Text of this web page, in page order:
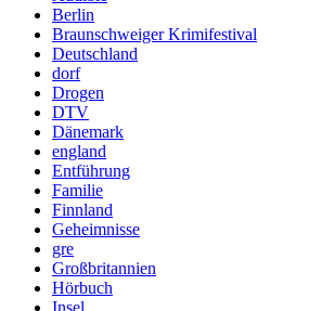
Berlin
Braunschweiger Krimifestival
Deutschland
dorf
Drogen
DTV
Dänemark
england
Entführung
Familie
Finnland
Geheimnisse
gre
Großbritannien
Hörbuch